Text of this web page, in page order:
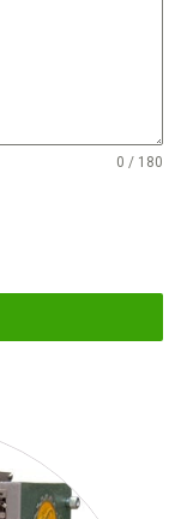
0 / 180